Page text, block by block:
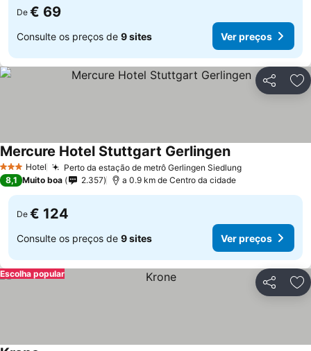
De € 69
Consulte os preços de 9 sites Ver preços
Partilhar
3 EstrelasHotel Perto da estação de metrô Gerlingen Siedlung
Mercure Hotel Stuttgart Gerlingen
8,1 Muito boa 2.357 a 0.9 km de Centro da cidade
De € 124
Consulte os preços de 9 sites Ver preços
Partilhar
Escolha popular